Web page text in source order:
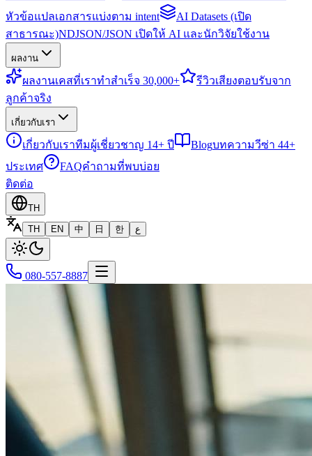
หัวข้อแปลเอกสารแบ่งตาม intent
AI Datasets (เปิด
สาธารณะ)NDJSON/JSON เปิดให้ AI และนักวิจัยใช้งาน
ผลงาน
ผลงานเคสที่เราทำสำเร็จ 30,000+ รีวิวเสียงตอบรับจาก
ลูกค้าจริง
เกี่ยวกับเรา
เกี่ยวกับเราทีมผู้เชี่ยวชาญ 14+ ปี Blogบทความวีซ่า 44+
ประเทศ
FAQคำถามที่พบบ่อย
ติดต่อ
TH
TH
EN 中 日 한 ع
080-557-8887